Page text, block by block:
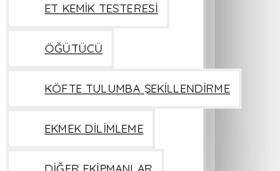
ET KEMİK TESTERESİ
ÖĞÜTÜCÜ
KÖFTE TULUMBA ŞEKİLLENDİRME
EKMEK DİLİMLEME